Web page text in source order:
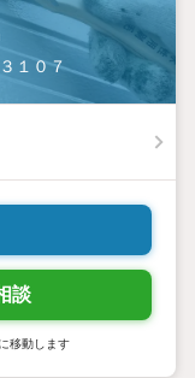
１０７
談
移動します